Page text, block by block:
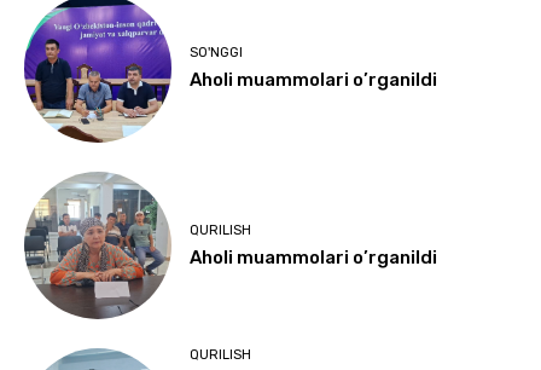
SO'NGGI
Aholi muammolari o’rganildi
QURILISH
Aholi muammolari o’rganildi
QURILISH